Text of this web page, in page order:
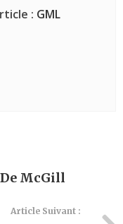
: GML
McGill
Article Suivant :